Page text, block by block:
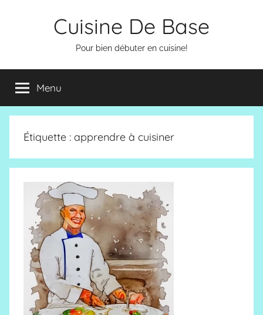
Cuisine De Base
Pour bien débuter en cuisine!
Menu
Étiquette : apprendre à cuisiner